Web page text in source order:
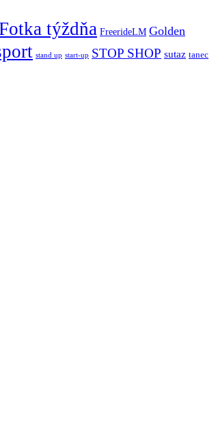
týždňa FreerideLM Golden
stand up start-up STOP SHOP sutaz tanec